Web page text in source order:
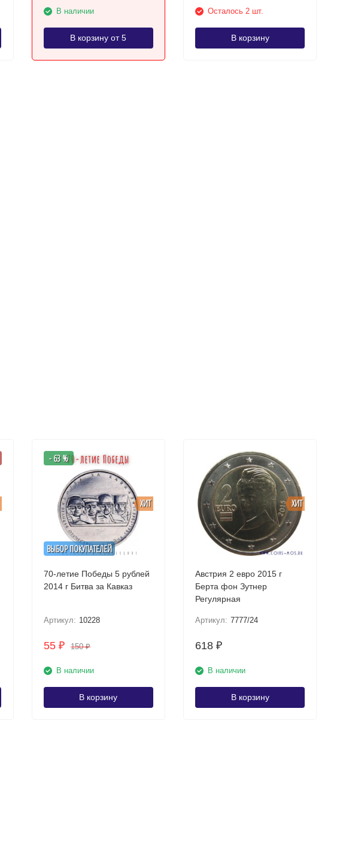
В наличии
В корзину от 5
Осталось 2 шт.
В корзину
ВЫБОР ПОКУПАТЕЛЕЙ
ХИТ
- 63 %
70-летие Победы 5 рублей
2014 г Битва за Кавказ
Артикул: 10228
55 ₽ 150₽
В наличии
В корзину
ХИТ
Австрия 2 евро 2015 г
Берта фон Зутнер
Регулярная
Артикул: 7777/24
618₽
В наличии
В корзину